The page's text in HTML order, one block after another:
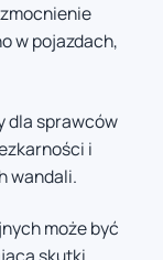
w pojazdach,
dla sprawców
i
wandali.
może być